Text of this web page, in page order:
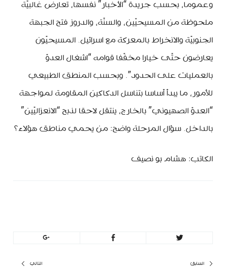
وعموما، بحسب جريدة “الأخبار” نفسها، تعارض غالبيّة
ملحوظة من المسيحيّين، والسنّة، والدروز فتح الجبهة
الجنوبيّة والانخراط بالمعركة مع اسرائيل. المسيحيّون
يعارضون حتّى خيارا مخفّفا قوامه “اشغال العدوّ
بالعمليات على الحدود”. وبحسب المنطق الطبيعي
للأمور، ما يبدأ أساسا بتناسل الدكاكين المقاومة لمواجهة
“العدوّ الصهيوني” بالخارج، ينتقل لاحقا لذبح “الانعزاليّين”
بالداخل. سؤال المرحلة واضح: من يحمي مناطق هؤلاء؟
الكاتب: هشام بو نصيف
تصفّح
السابق التالي